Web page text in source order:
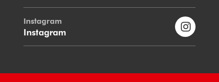
Instagram
Instagram